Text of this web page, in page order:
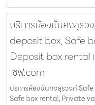
บริการห้องมั่นคงสุร
deposit box, Safe
Deposit box rental
เซฟ.com
บริการห้องมั่นคงสุรวงศ์
Safe box rental, Private